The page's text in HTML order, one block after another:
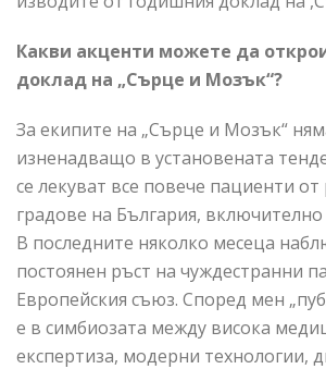
Какви акценти можете да
доклад на „Сърце и Мозък“?
За екипите на „Сърце и Мозък“
изненадващо в установената
се лекуват все повече пациенти от
градове на България,
В последните няколко месеца
постоянен ръст на чуждестранни
Европейския съюз. Според мен
е в симбиозата между висока
експертиза, модерни технологии,